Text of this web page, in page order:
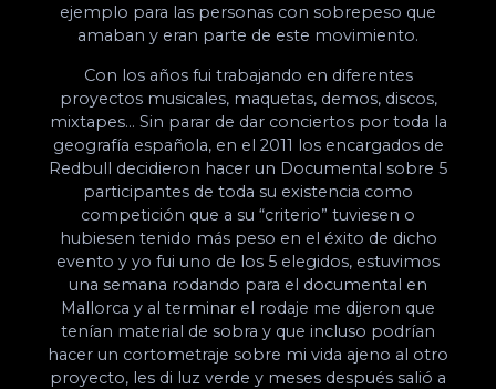
ejemplo para las personas con sobrepeso que
amaban y eran parte de este movimiento.
Con los años fui trabajando en diferentes
proyectos musicales, maquetas, demos, discos,
mixtapes… Sin parar de dar conciertos por toda la
geografía española, en el 2011 los encargados de
Redbull decidieron hacer un Documental sobre 5
participantes de toda su existencia como
competición que a su “criterio” tuviesen o
hubiesen tenido más peso en el éxito de dicho
evento y yo fui uno de los 5 elegidos, estuvimos
una semana rodando para el documental en
Mallorca y al terminar el rodaje me dijeron que
tenían material de sobra y que incluso podrían
hacer un cortometraje sobre mi vida ajeno al otro
proyecto, les di luz verde y meses después salió a